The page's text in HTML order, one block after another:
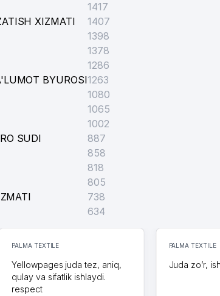
KOMISSIYASI
1417
XIZMATI
1407
1398
1378
1286
BYUROSI1263
1080
1065
1002
SUDI
887
858
818
805
738
634
PALMA TEXTILE
Yellowpages juda tez, aniq,
qulay va sifatlik ishlaydi.
respect
PALMA TEXTILE
Juda zo’r,